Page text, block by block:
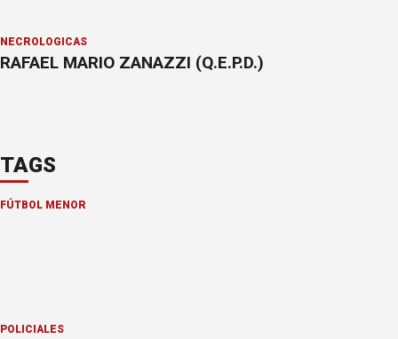
NECROLÓGICAS
RAFAEL MARIO ZANAZZI (Q.E.P.D.)
TAGS
FÚTBOL MENOR
POLICIALES